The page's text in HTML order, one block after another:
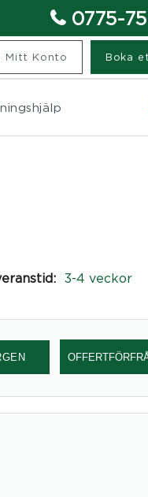
0775-
Mitt Konto Boka
3-4 veckor